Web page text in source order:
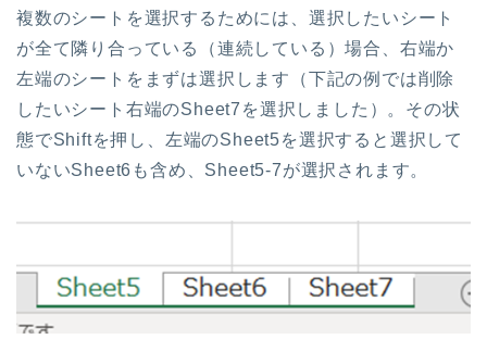
複数のシートを選択するためには、選択したいシート
が全て隣り合っている（連続している）場合、右端か
左端のシートをまずは選択します（下記の例では削除
したいシート右端のSheet7を選択しました）。その状
態でShiftを押し、左端のSheet5を選択すると選択して
いないSheet6も含め、Sheet5-7が選択されます。